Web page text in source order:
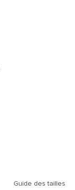
Guide des tailles